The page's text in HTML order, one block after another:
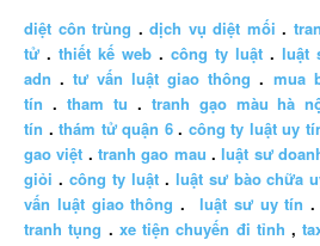
diệt côn trùng .dịch vụ diệt mối .
tử . thiết kế web . công ty luật . luật
adn .tư vấn luật giao thông . mua
tín . tham tu . tranh gạo màu hà
tín .thám tử quận 6. công ty luật uy
gao việt .tranh gao mau .luật sư
giỏi . công ty luật. luật sư bào chữa
vấn luật giao thông . luật sư uy tín
tranh tụng . xe tiện chuyến đi tỉnh ,